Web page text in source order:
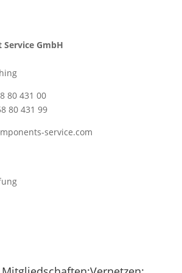
GmbH
80 431 00
80 431 99
service.com